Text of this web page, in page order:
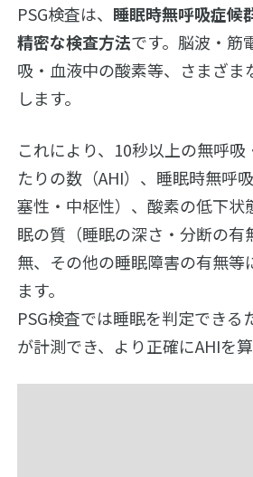
（SAS）
コ
ラ
ム
PSG検査は、 睡眠時無呼吸症候
精密な検査方法です。脳波・筋
吸・血液中の酸素等、さまざま
します。
これにより、10秒以上の無呼
たりの数（AHI）、睡眠時無呼
塞性・中枢性）、酸素の低下状
眠の質（睡眠の深さ・分断の有
無、その他の睡眠障害の有無等
ます。
PSG検査では睡眠を判定できる
が計測でき、より正確にAHIを算